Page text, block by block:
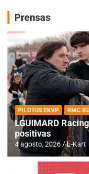
Prensas
PILOTOS EKVP RMC
LGUIMARD
positivas
4 agosto, 2026 E-Kart